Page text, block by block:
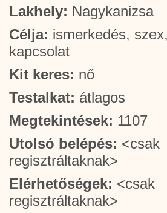
Lakhely: Nagykanizsa
Célja: ismerkedés,
kapcsolat
Kit keres: nő
Testalkat: átlagos
Megtekintések: 1107
Utolsó belépés: <csak
regisztráltaknak>
Elérhetőségek: <csak
regisztráltaknak>